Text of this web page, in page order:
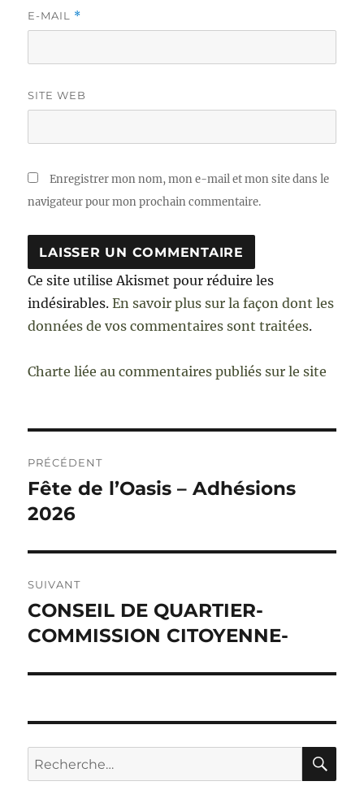
E-MAIL *
SITE WEB
Enregistrer mon nom, mon e-mail et mon site dans le
navigateur pour mon prochain commentaire.
Ce site utilise Akismet pour réduire les
indésirables.En savoir plus sur la façon dont les
données de vos commentaires sont traitées.
Charte liée au commentaires publiés sur le site
de
l’article
PRÉCÉDENT
Publication
précédente :
Fête de l’Oasis – Adhésions
2026
SUIVANT
Publication
suivante :
CONSEIL DE QUARTIER-
COMMISSION CITOYENNE-
Recherche
pour :